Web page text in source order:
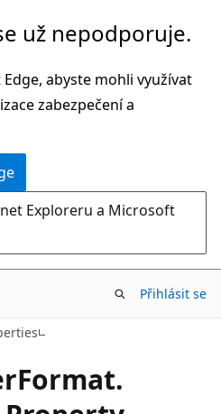
už nepodporuje.
abyste mohli využívat
zabezpečení a
Exploreru a Microsoft
Přihlásit se
Format.